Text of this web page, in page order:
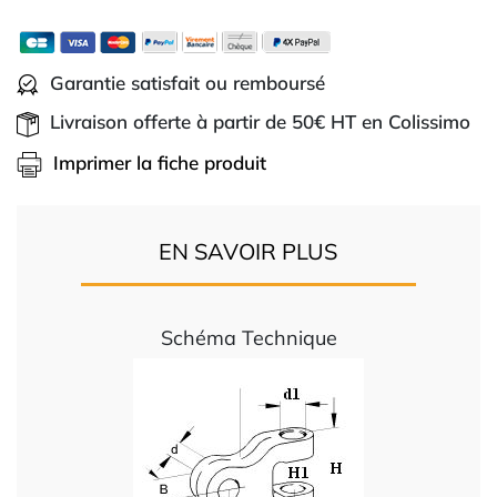
Garantie satisfait ou remboursé
Livraison offerte à partir de 50€ HT en Colissimo
Imprimer la fiche produit
EN SAVOIR PLUS
Schéma Technique